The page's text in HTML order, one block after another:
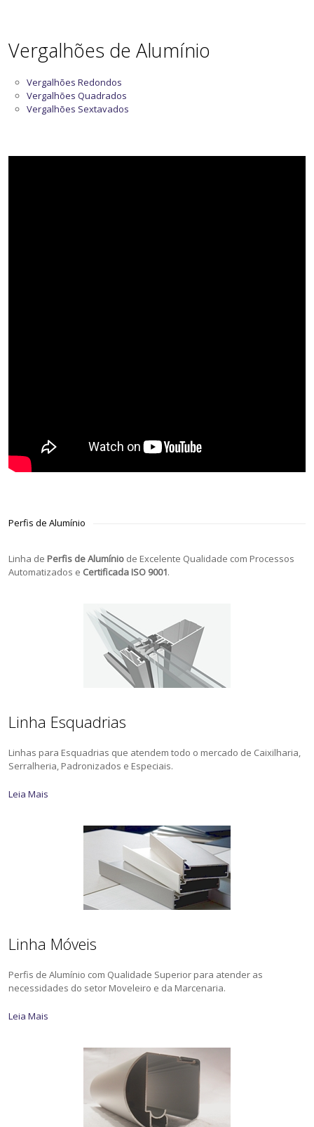
Vergalhões de Alumínio
Vergalhões Redondos
Vergalhões Quadrados
Vergalhões Sextavados
Perfis de Alumínio
Linha de Perfis de Alumínio de Excelente Qualidade com Processos
Automatizados e Certificada ISO 9001.
Linha Esquadrias
Linhas para Esquadrias que atendem todo o mercado de Caixilharia,
Serralheria, Padronizados e Especiais.
Leia Mais
Linha Móveis
Perfis de Alumínio com Qualidade Superior para atender as
necessidades do setor Moveleiro e da Marcenaria.
Leia Mais